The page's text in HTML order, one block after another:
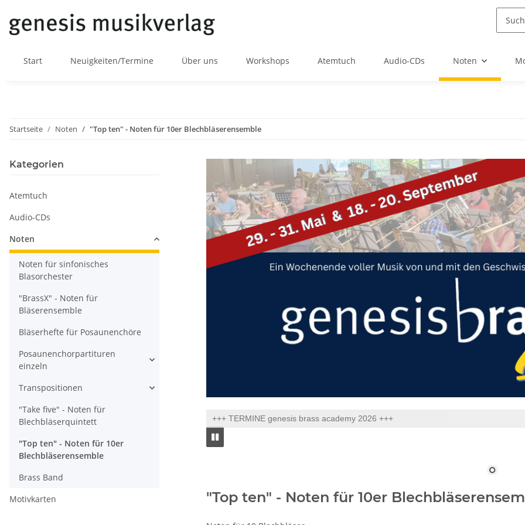
Atemtuch Audio-CDs Noten
Start Neuigkeiten/Termine Über uns Workshops
Startseite Noten "Top ten" - Noten für 10er Blechbläserensemble
+++ TERMINE genesis brass academy 2026 +++
"Top ten" - Noten für 10er
Kategorien
Atemtuch
Audio-CDs
Noten
Noten für sinfonisches
Blasorchester
"BrassX" - Noten für
Bläserensemble
Bläserhefte für Posaunenchöre
Posaunenchorpartituren
einzeln
Transpositionen
"Take five" - Noten für
Blechbläserquintett
"Top ten" - Noten für 10er
Blechbläserensemble
Brass Band
Motivkarten